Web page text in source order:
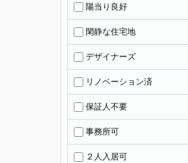
陽当り良好
閑静な住宅地
デザイナーズ
リノベーション済
保証人不要
事務所可
２人入居可